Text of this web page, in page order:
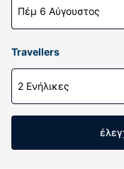
Πέμ 6 Αύγουστος
Travellers
2 Ενήλικες